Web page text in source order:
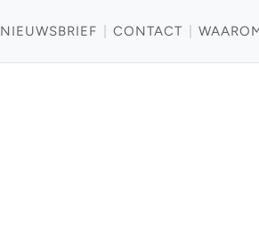
NIEUWSBRIEF CONTACT